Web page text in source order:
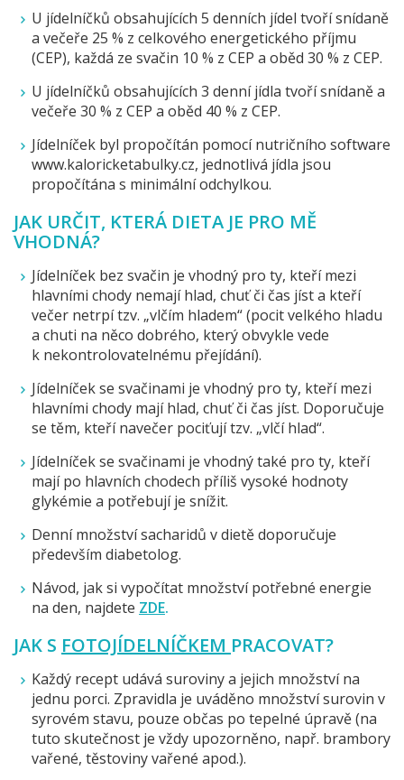
U jídelníčků obsahujících 5 denních jídel tvoří snídaně
a večeře 25 % z celkového energetického příjmu
(CEP), každá ze svačin 10 % z CEP a oběd 30 % z CEP.
U jídelníčků obsahujících 3 denní jídla tvoří snídaně a
večeře 30 % z CEP a oběd 40 % z CEP.
Jídelníček byl propočítán pomocí nutričního software
www.kaloricketabulky.cz, jednotlivá jídla jsou
propočítána s minimální odchylkou.
JAK URČIT, KTERÁ DIETA JE PRO MĚ
VHODNÁ?
Jídelníček bez svačin je vhodný pro ty, kteří mezi
hlavními chody nemají hlad, chuť či čas jíst a kteří
večer netrpí tzv. „vlčím hladem“ (pocit velkého hladu
a chuti na něco dobrého, který obvykle vede
k nekontrolovatelnému přejídání).
Jídelníček se svačinami je vhodný pro ty, kteří mezi
hlavními chody mají hlad, chuť či čas jíst. Doporučuje
se těm, kteří navečer pociťují tzv. „vlčí hlad“.
Jídelníček se svačinami je vhodný také pro ty, kteří
mají po hlavních chodech příliš vysoké hodnoty
glykémie a potřebují je snížit.
Denní množství sacharidů v dietě doporučuje
především diabetolog.
Návod, jak si vypočítat množství potřebné energie
na den, najdete ZDE.
JAK S FOTOJÍDELNÍČKEM PRACOVAT?
Každý recept udává suroviny a jejich množství na
jednu porci. Zpravidla je uváděno množství surovin v
syrovém stavu, pouze občas po tepelné úpravě (na
tuto skutečnost je vždy upozorněno, např. brambory
vařené, těstoviny vařené apod.).